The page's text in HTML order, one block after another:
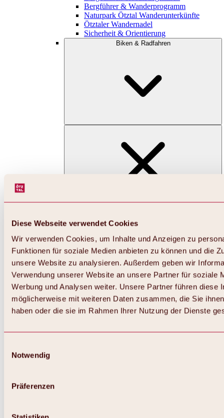
Diese Webseite verwendet Cookies
Wir verwenden Cookies, um Inhalte und Anzeigen zu
Funktionen für soziale Medien anbieten zu können und die
unsere Website zu analysieren. Außerdem geben wir
Verwendung unserer Website an unsere Partner für soziale
Werbung und Analysen weiter. Unsere Partner führen diese
möglicherweise mit weiteren Daten zusammen, die Sie
haben oder die sie im Rahmen Ihrer Nutzung der Dienste
Notwendig
Präferenzen
Bergführer & Wanderprogramm
Naturpark Ötztal Wanderunterkünfte
Ötztaler Wandernadel
Sicherheit & Orientierung
Biken & Radfahren